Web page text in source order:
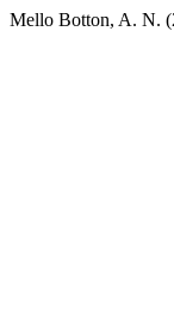
Mello Botton, A. N.